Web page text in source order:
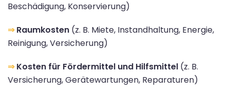
Beschädigung, Konservierung)
⇒ Raumkosten (z. B. Miete, Instandhaltung, Energie,
Reinigung, Versicherung)
⇒ Kosten für Fördermittel und Hilfsmittel (z. B.
Versicherung, Gerätewartungen, Reparaturen)